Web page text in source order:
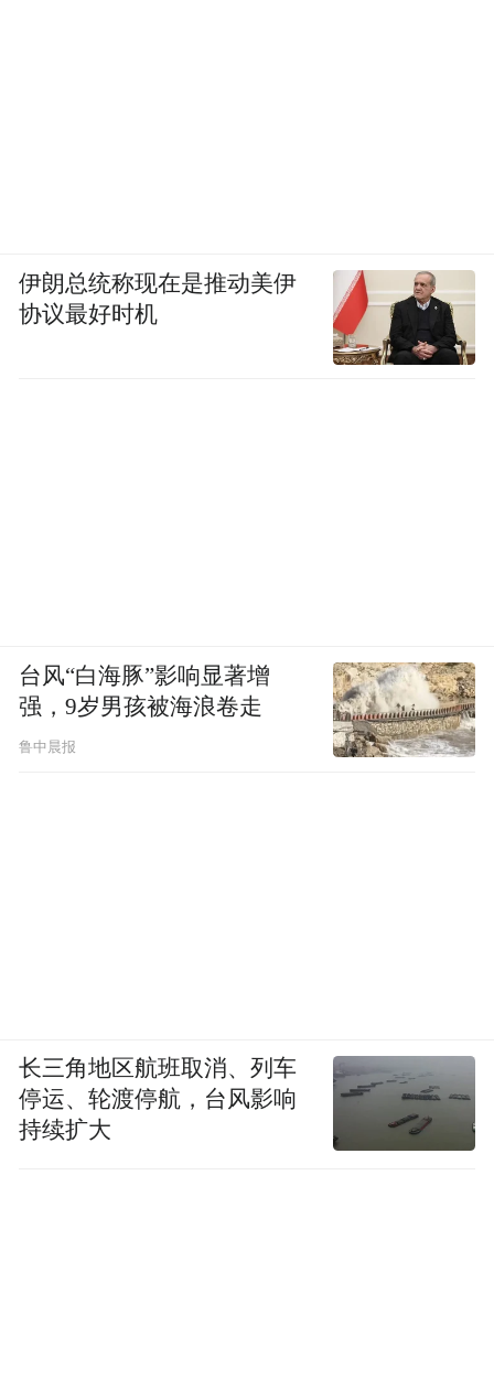
伊朗总统称现在是推动美伊
协议最好时机
台风“白海豚”影响显著增
强，9岁男孩被海浪卷走
鲁中晨报
长三角地区航班取消、列车
停运、轮渡停航，台风影响
持续扩大